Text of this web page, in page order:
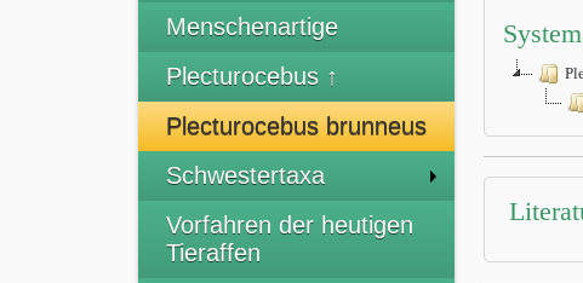
Menschenartige
Plecturocebus ↑
Plecturocebus brunneus
Schwestertaxa
Vorfahren der heutigen
Tieraffen